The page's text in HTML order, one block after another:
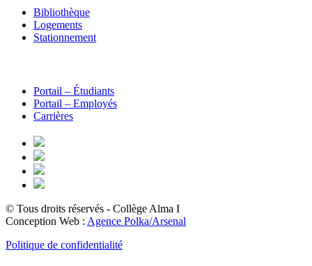
Bibliothèque
Logements
Stationnement
Portail – Étudiants
Portail – Employés
Carrières
© Tous droits réservés - Collège Alma I
Conception Web : Agence Polka/Arsenal
Politique de confidentialité